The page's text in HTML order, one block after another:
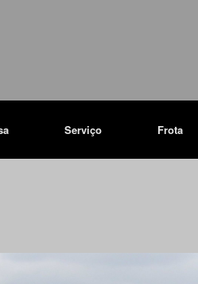
Serviço Frota